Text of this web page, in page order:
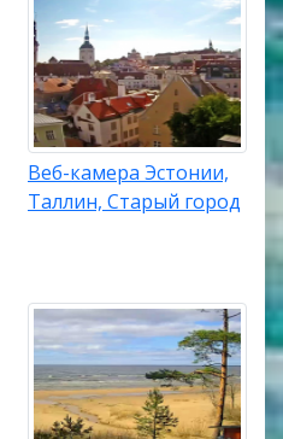
Веб-камера Эстонии,
Таллин, Старый город